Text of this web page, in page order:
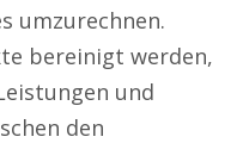
umzurechnen.
bereinigt werden,
und
den